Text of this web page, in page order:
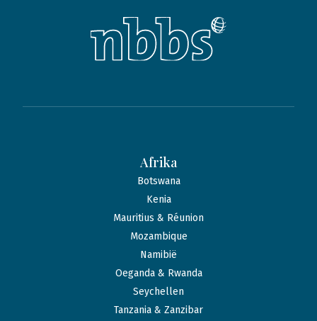
Afrika
Botswana
Kenia
Mauritius & Réunion
Mozambique
Namibië
Oeganda & Rwanda
Seychellen
Tanzania & Zanzibar